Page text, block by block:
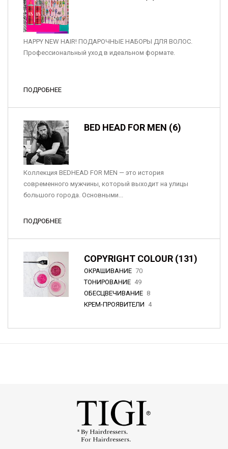
HAPPY NEW HAIR! ПОДАРОЧНЫЕ НАБОРЫ ДЛЯ ВОЛОС.
Профессиональный уход в идеальном формате.
ПОДРОБНЕЕ
BED HEAD FOR MEN (6)
Коллекция BEDHEAD FOR MEN — это история
современного мужчины, который выходит на улицы
большого города. Основными...
ПОДРОБНЕЕ
COPYRIGHT COLOUR (131)
ОКРАШИВАНИЕ 70
ТОНИРОВАНИЕ 49
ОБЕСЦВЕЧИВАНИЕ 8
КРЕМ-ПРОЯВИТЕЛИ 4